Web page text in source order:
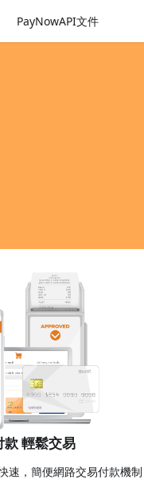
PayNowAPI文件
款 輕鬆交易
速，簡便網路交易付款機制